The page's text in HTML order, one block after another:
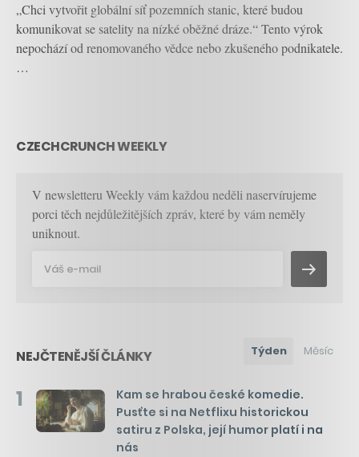
„Chci vytvořit globální síť pozemních stanic, které budou
komunikovat se satelity na nízké oběžné dráze.“ Tento výrok
nepochází od renomovaného vědce nebo zkušeného podnikatele.
…
CZECHCRUNCH WEEKLY
V newsletteru Weekly vám každou neděli naservírujeme
porci těch nejdůležitějších zpráv, které by vám neměly
uniknout.
NEJČTENĚJŠÍ ČLÁNKY Týden Měsíc
1
Kam se hrabou české komedie.
Pusťte si na Netflixu historickou
satiru z Polska, její humor platí i na
nás